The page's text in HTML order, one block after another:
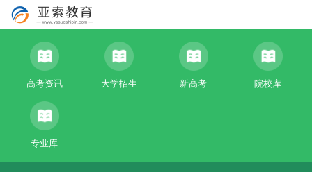
高考资讯 大学招生 新高考 院校库
专业库